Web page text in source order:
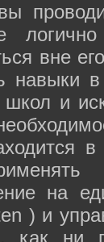
вне
навыки
школ и
на
) и